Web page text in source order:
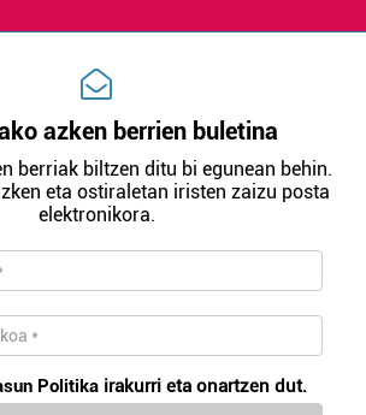
azken berrien buletina
berriak biltzen ditu bi egunean behin.
eta ostiraletan iristen zaizu posta
elektronikora.
Politika irakurri eta onartzen dut.